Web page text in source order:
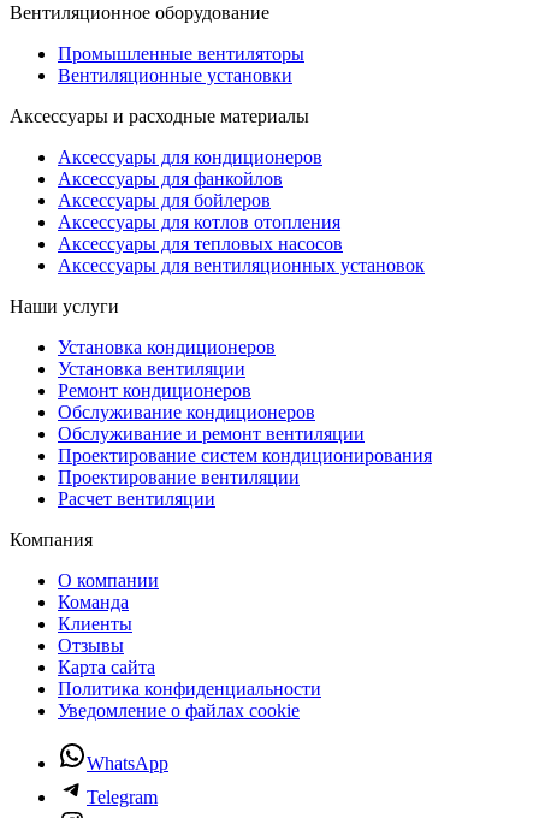
Вентиляционное оборудование
Промышленные вентиляторы
Вентиляционные установки
Аксессуары и расходные материалы
Аксессуары для кондиционеров
Аксессуары для фанкойлов
Аксессуары для бойлеров
Аксессуары для котлов отопления
Аксессуары для тепловых насосов
Аксессуары для вентиляционных установок
Наши услуги
Установка кондиционеров
Установка вентиляции
Ремонт кондиционеров
Обслуживание кондиционеров
Обслуживание и ремонт вентиляции
Проектирование систем кондиционирования
Проектирование вентиляции
Расчет вентиляции
Компания
О компании
Команда
Клиенты
Отзывы
Карта сайта
Политика конфиденциальности
Уведомление о файлах cookie
WhatsApp
Telegram